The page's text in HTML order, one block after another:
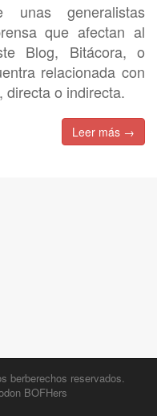
generalistas
que afectan al
Blog, Bitácora, o
relacionada con
directa o indirecta.
Leer más →
berberechos reservados.
BOFHers